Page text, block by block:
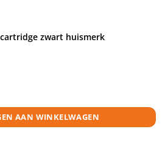
zwart huismerk
zwart huismerk aantal
AAN WINKELWAGEN